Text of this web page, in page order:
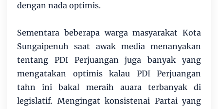
dengan nada optimis.
Sementara beberapa warga masyarakat Kota
Sungaipenuh saat awak media menanyakan
tentang PDI Perjuangan juga banyak yang
mengatakan optimis kalau PDI Perjuangan
tahn ini bakal meraih auara terbanyak di
legislatif. Mengingat konsistenai Partai yang